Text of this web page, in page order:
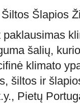
Šlapios
šalių,
klimato
šiltos ir
Pietų